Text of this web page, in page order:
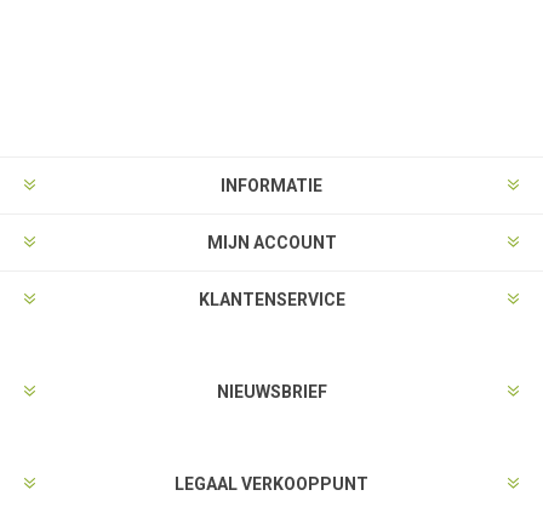
INFORMATIE
MIJN ACCOUNT
KLANTENSERVICE
NIEUWSBRIEF
LEGAAL VERKOOPPUNT